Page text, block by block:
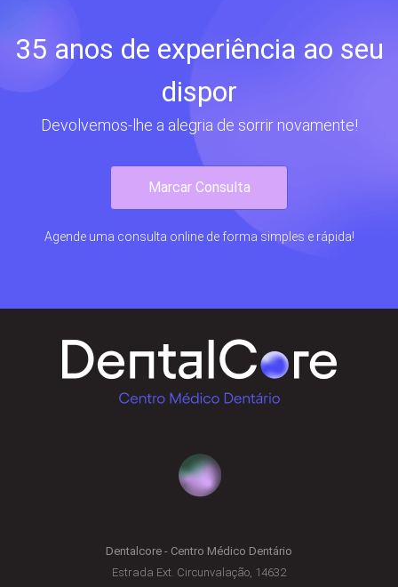
35 anos de experiência ao seu
dispor
Devolvemos-lhe a alegria de sorrir novamente!
Marcar Consulta
Agende uma consulta online de forma simples e rápida!
Dentalcore - Centro Médico Dentário
Estrada Ext. Circunvalação, 14632